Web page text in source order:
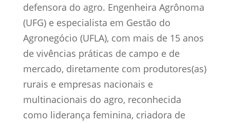
defensora do agro. Engenheira Agrônoma
(UFG) e especialista em Gestão do
Agronegócio (UFLA), com mais de 15 anos
de vivências práticas de campo e de
mercado, diretamente com produtores(as)
rurais e empresas nacionais e
multinacionais do agro, reconhecida
como liderança feminina, criadora de